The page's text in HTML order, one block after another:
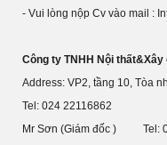
- Vui lòng nộp Cv vào mail :
Công ty TNHH Nội thất&Xây
Address: VP2, tầng 10, Tòa
Tel: 024 22116862
Mr Sơn (Giám đốc ) Tel: